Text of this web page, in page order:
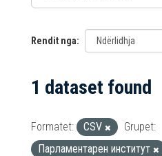
Rendit nga
1 dataset found
Formatet: CSV
Grupet:
Парламентарен институт